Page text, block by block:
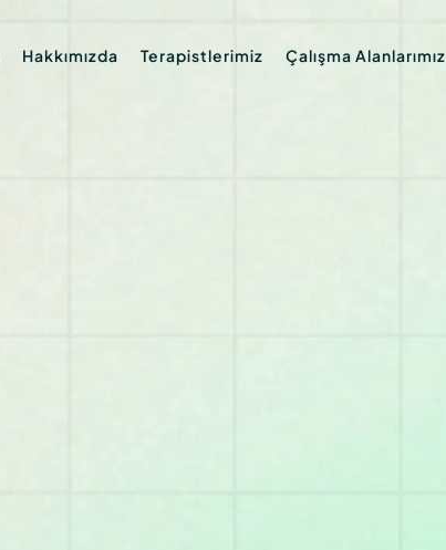
Hakkımızda Terapistlerimiz Çalışma Alanlarımız